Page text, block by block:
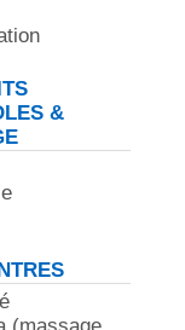
&